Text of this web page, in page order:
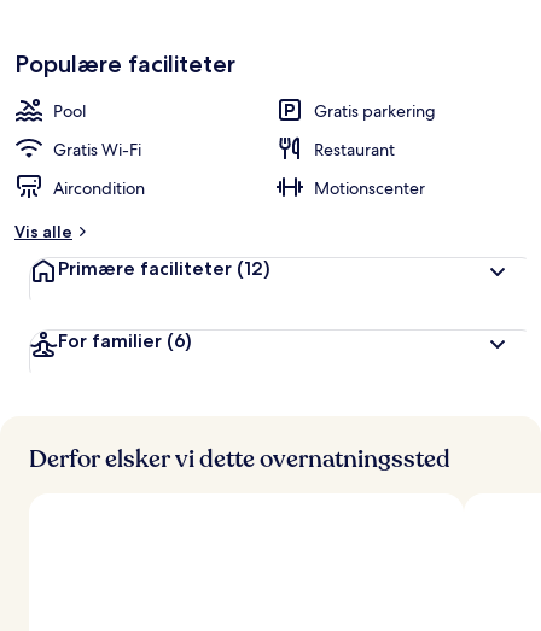
Populære faciliteter
Pool
Gratis parkering
Gratis Wi-Fi
Restaurant
Aircondition
Motionscenter
Vis alle
Primære faciliteter (12)
For familier (6)
Derfor elsker vi dette overnatningssted